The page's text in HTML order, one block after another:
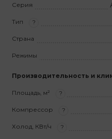
Серия
Тип ?
Страна
Режимы
Производительность и
Площадь, м² ?
Компрессор ?
Холод, КВт/ч ?